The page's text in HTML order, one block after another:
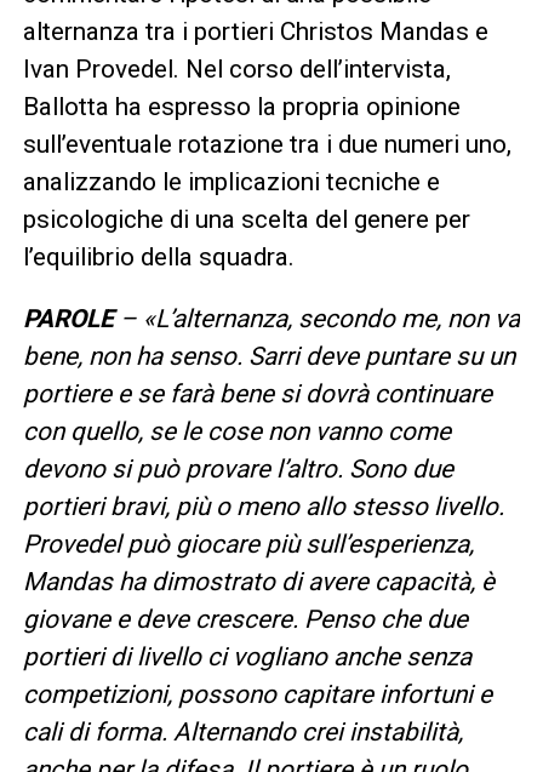
alternanza tra i portieri Christos Mandas e
Ivan Provedel. Nel corso dell’intervista,
Ballotta ha espresso la propria opinione
sull’eventuale rotazione tra i due numeri uno,
analizzando le implicazioni tecniche e
psicologiche di una scelta del genere per
l’equilibrio della squadra.
PAROLE – «L’alternanza, secondo me, non va
bene, non ha senso. Sarri deve puntare su un
portiere e se farà bene si dovrà continuare
con quello, se le cose non vanno come
devono si può provare l’altro. Sono due
portieri bravi, più o meno allo stesso livello.
Provedel può giocare più sull’esperienza,
Mandas ha dimostrato di avere capacità, è
giovane e deve crescere. Penso che due
portieri di livello ci vogliano anche senza
competizioni, possono capitare infortuni e
cali di forma. Alternando crei instabilità,